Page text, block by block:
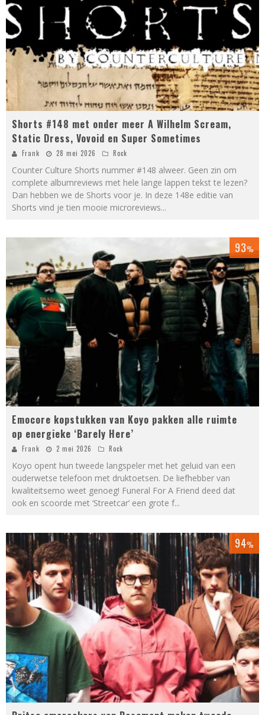
Shorts #148 met onder meer A Wilhelm Scream,
Static Dress, Vovoid en Super Sometimes
Frank 28 mei 2026 Rock
Counter Culture Shorts nummer #148 alweer. Geen zin om
complete albumreviews met hele lange lappen tekst te lezen?
Dan hebben we de Shorts voor je. In deze 148e editie van
Shorts vind je tien mooie microreviews...
93%
Emocore kopstukken van Koyo pakken alle ruimte
op energieke ‘Barely Here’
Frank 2 mei 2026 Rock
Koyo opent hun tweede langspeler met het geluid van een
ouderwetse telefoon met druktoetsen. De liefhebber van
kwaliteitsemo weet genoeg! Funeral For A Friend deed dat
ook en scoorde met ‘Streetcar’ een grote f...
94%